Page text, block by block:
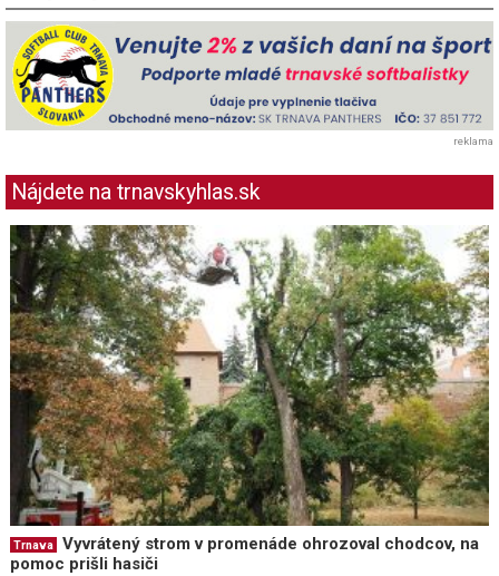
reklama
Nájdete na trnavskyhlas.sk
Trnava
Vyvrátený strom v promenáde ohrozoval chodcov, na
pomoc prišli hasiči